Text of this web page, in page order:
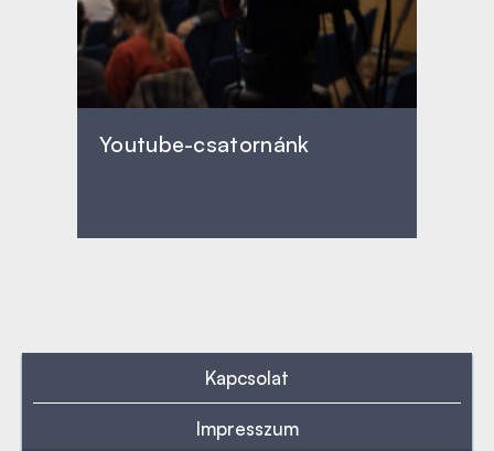
Youtube-csatornánk
Kapcsolat
Impresszum